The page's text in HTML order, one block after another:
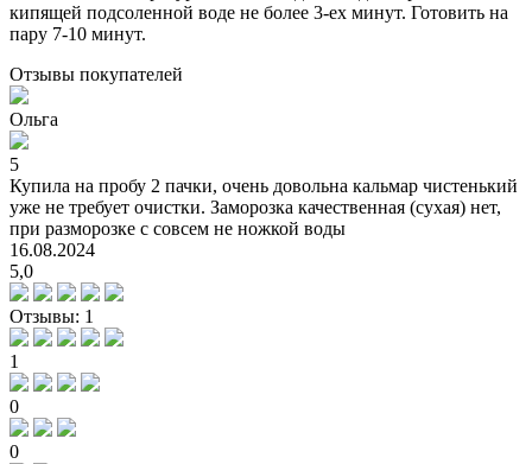
кипящей подсоленной воде не более 3-ех минут. Готовить на
пару 7-10 минут.
Отзывы покупателей
Ольга
5
Купила на пробу 2 пачки, очень довольна кальмар чистенький
уже не требует очистки. Заморозка качественная (сухая) нет,
при разморозке с совсем не ножкой воды
16.08.2024
5,0
Отзывы: 1
1
0
0